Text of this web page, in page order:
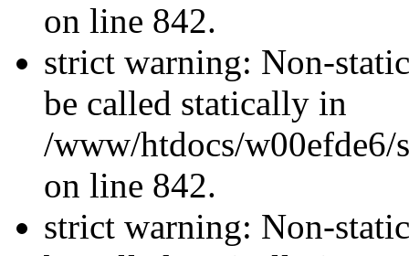
on line 842.
strict warning: Non-
be called statically in
/www/htdocs/w00efde6/
on line 842.
strict warning: Non-